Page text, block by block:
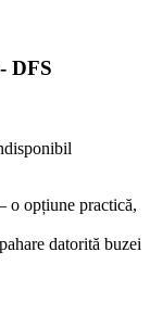
DFS
o opțiune practică,
datorită buzei